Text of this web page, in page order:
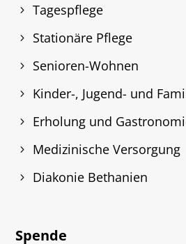
Tagespflege
Stationäre Pflege
Senioren-Wohnen
Kinder-, Jugend- und
Erholung und
Medizinische Versorgung
Diakonie Bethanien
Spende